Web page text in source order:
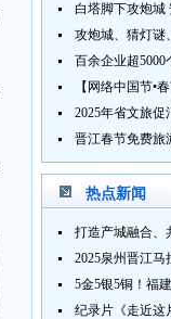
白塔脚下攻炮城
百余企业超
2025年省文旅
热点新闻
2025泉州晋江
5金5银5铜！福